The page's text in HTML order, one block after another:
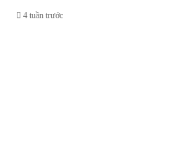
4 tuần trước